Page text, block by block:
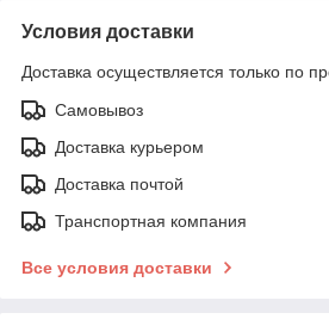
Условия доставки
Доставка осуществляется только по
Самовывоз
Доставка курьером
Доставка почтой
Транспортная компания
Все условия доставки